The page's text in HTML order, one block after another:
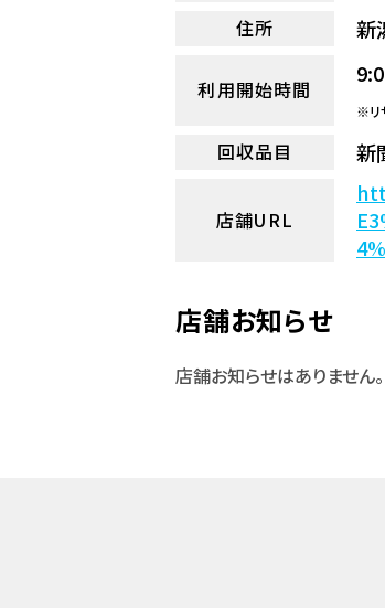
住所 新
利用開始時間
※リ
回収品目 新
店舗URL
店舗お知らせ
店舗お知らせはありません。